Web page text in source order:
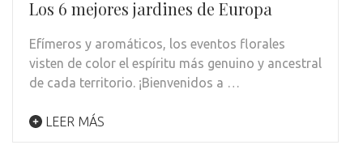
Los 6 mejores jardines de Europa
Efímeros y aromáticos, los eventos florales
visten de color el espíritu más genuino y ancestral
de cada territorio. ¡Bienvenidos a …
LEER MÁS